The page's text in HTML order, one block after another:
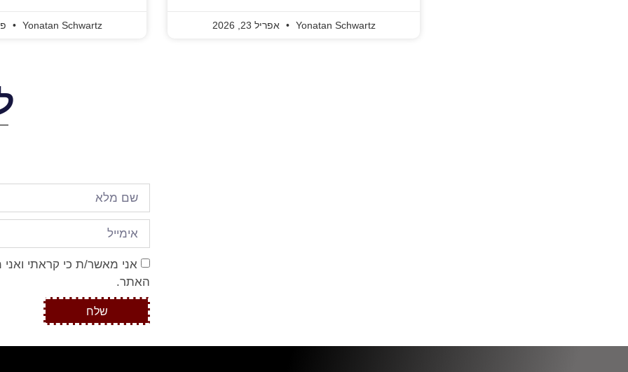
Yonatan Schwartz אפריל 23, 2026 Yonatan Schwartz
אני מאשר/ת כי קראתי
האתר.
שלח